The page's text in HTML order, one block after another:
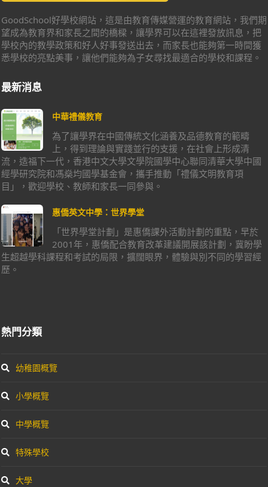
GoodSchool好學校網站，這是由教育傳媒營運的教育網站，我們期
望成為教育界和家長之間的橋樑，讓學界可以在這裡發放訊息，把
學校內的教學政策和好人好事發送出去，而家長也能夠第一時間獲
悉學校的亮點美事，讓他們能夠為子女尋找最適合的學校和課程。
最新消息
中華禮儀教育
為了讓學界在中國傳統文化涵養及品德教育的範疇
上，得到理論與實踐並行的支援，在社會上形成清
流，造福下一代，香港中文大學文學院國學中心聯同清華大學中國
經學研究院和馮燊均國學基金會，攜手推動「禮儀文明教育項
目」，歡迎學校、教師和家長一同參與。
惠僑英文中學：世界學堂
「世界學堂計劃」是惠僑課外活動計劃的重點，早於
2001年，惠僑配合教育改革建議開展該計劃，冀盼學
生超越學科課程和考試的局限，擴闊眼界，體驗與別不同的學習經
歷。
熱門分類
幼稚園概覽
小學概覽
中學概覽
特殊學校
大學